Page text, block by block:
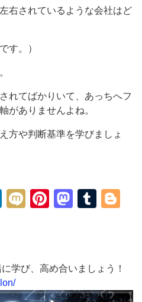
右されているような会社はど
す。）
れてばかりいて、あっちへフ
がありませんよね。
方や判断基準を学びましょ
LinkedIn
MixiPinterest
学び、高め合いましょう！